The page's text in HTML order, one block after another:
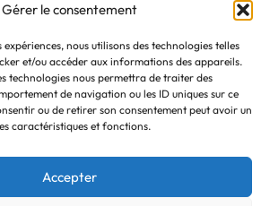
Gérer le consentement
nous utilisons des technologies telles
et/ou accéder aux informations des appareils.
technologies nous permettra de traiter des
de navigation ou les ID uniques sur ce
ou de retirer son consentement peut avoir un
caractéristiques et fonctions.
Accepter